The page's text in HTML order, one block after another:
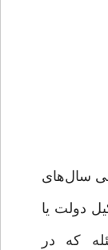
سال‌های
دولت یا
که در